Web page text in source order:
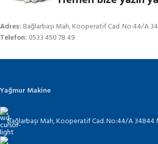
Adres: Bağlarbaşı Mah, Kooperatif Cad. No:44/A
Telefon: 0533 450 78 49
Yağmur Makine
Bağlarbaşı Mah, Kooperatif Cad. No:44/A